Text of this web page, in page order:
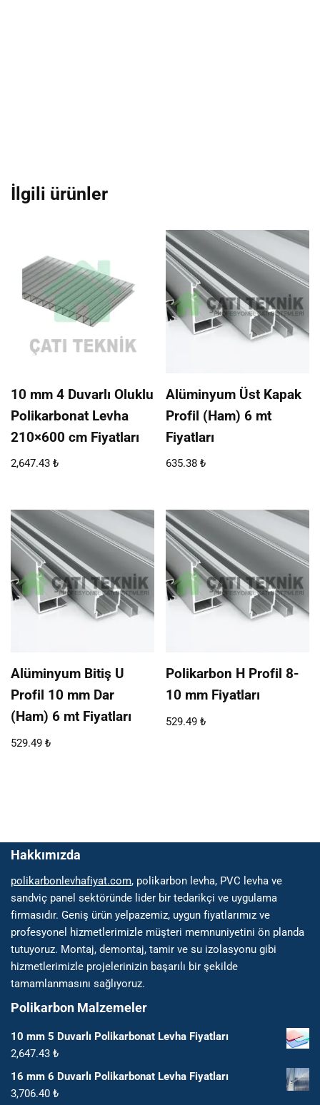
İlgili ürünler
10 mm 4 Duvarlı Oluklu
Polikarbonat Levha
210×600 cm Fiyatları
2,647.43 ₺
Alüminyum Üst Kapak
Profil (Ham) 6 mt
Fiyatları
635.38₺
Alüminyum Bitiş U
Profil 10 mm Dar
(Ham) 6 mt Fiyatları
529.49 ₺
Polikarbon H Profil 8-
10 mm Fiyatları
529.49₺
Hakkımızda
polikarbonlevhafiyat.com, polikarbon levha, PVC levha ve
sandviç panel sektöründe lider bir tedarikçi ve uygulama
firmasıdır. Geniş ürün yelpazemiz, uygun fiyatlarımız ve
profesyonel hizmetlerimizle müşteri memnuniyetini ön planda
tutuyoruz. Montaj, demontaj, tamir ve su izolasyonu gibi
hizmetlerimizle projelerinizin başarılı bir şekilde
tamamlanmasını sağlıyoruz.
Polikarbon Malzemeler
10 mm 5 Duvarlı Polikarbonat Levha Fiyatları
2,647.43 ₺
16 mm 6 Duvarlı Polikarbonat Levha Fiyatları
3,706.40 ₺